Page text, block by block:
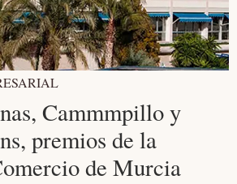
Cammmpillo y
premios de la
de Murcia